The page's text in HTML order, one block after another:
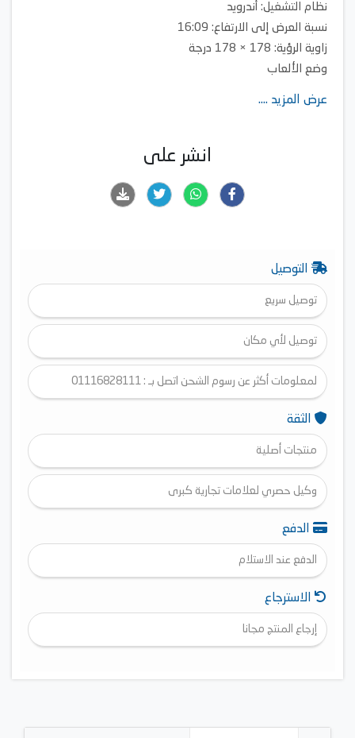
نظام التشغيل: أندرويد
نسبة العرض إلى الارتفاع: 16:09
زاوية الرؤية: 178 × 178 درجة
وضع الألعاب
عرض المزيد ....
انشر على
التوصيل
توصيل سريع
توصيل لأي مكان
لمعلومات أكثر عن رسوم الشحن اتصل بـ : 01116828111
الثقة
منتجات أصلية
وكيل حصري لعلامات تجارية كبرى
الدفع
الدفع عند الاستلام
الاسترجاع
إرجاع المنتج مجانا